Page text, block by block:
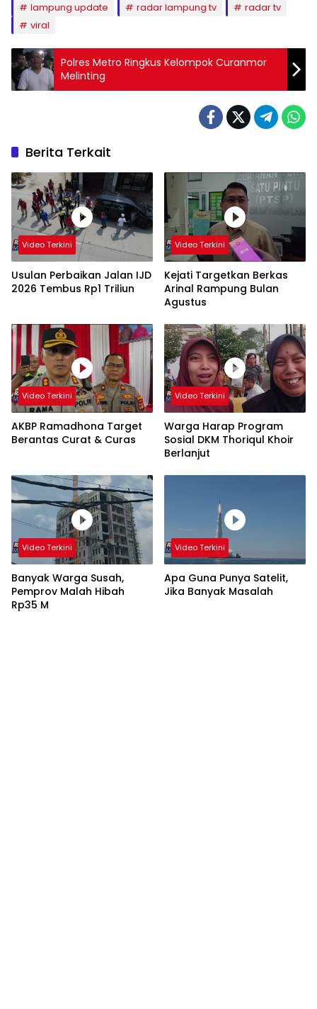
lampung update
radar lampung tv
radar tv
viral
Polres Metro Ringkus Kelompok Curanmor
Melinting
Berita Terkait
Video Terkini
Usulan Perbaikan Jalan IJD
2026 Tembus Rp1 Triliun
Video Terkini
Kejati Targetkan Berkas
Arinal Rampung Bulan
Agustus
Video Terkini
AKBP Ramadhona Target
Berantas Curat & Curas
Video Terkini
Warga Harap Program
Sosial DKM Thoriqul Khoir
Berlanjut
Video Terkini
Banyak Warga Susah,
Pemprov Malah Hibah
Rp35 M
Video Terkini
Apa Guna Punya Satelit,
Jika Banyak Masalah